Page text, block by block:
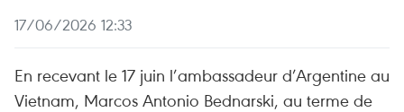
17/06/2026 12:33
En recevant le 17 juin l’ambassadeur d’Argentine au
Vietnam, Marcos Antonio Bednarski, au terme de